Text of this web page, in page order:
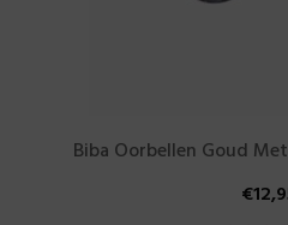
Biba Oorbellen Goud
€